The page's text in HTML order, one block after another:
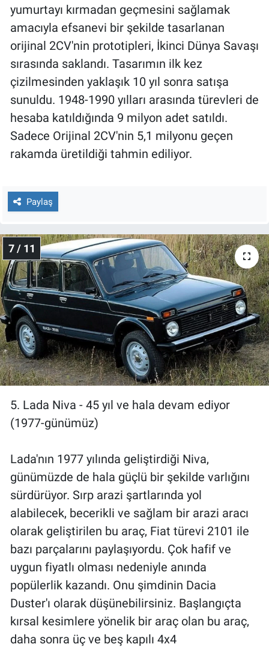
yumurtayı kırmadan geçmesini sağlamak
amacıyla efsanevi bir şekilde tasarlanan
orijinal 2CV'nin prototipleri, İkinci Dünya Savaşı
sırasında saklandı. Tasarımın ilk kez
çizilmesinden yaklaşık 10 yıl sonra satışa
sunuldu. 1948-1990 yılları arasında türevleri de
hesaba katıldığında 9 milyon adet satıldı.
Sadece Orijinal 2CV'nin 5,1 milyonu geçen
rakamda üretildiği tahmin ediliyor.
Paylaş
7 / 11
5. Lada Niva - 45 yıl ve hala devam ediyor
(1977-günümüz)
Lada'nın 1977 yılında geliştirdiği Niva,
günümüzde de hala güçlü bir şekilde varlığını
sürdürüyor. Sırp arazi şartlarında yol
alabilecek, becerikli ve sağlam bir arazi aracı
olarak geliştirilen bu araç, Fiat türevi 2101 ile
bazı parçalarını paylaşıyordu. Çok hafif ve
uygun fiyatlı olması nedeniyle anında
popülerlik kazandı. Onu şimdinin Dacia
Duster'ı olarak düşünebilirsiniz. Başlangıçta
kırsal kesimlere yönelik bir araç olan bu araç,
daha sonra üç ve beş kapılı 4x4